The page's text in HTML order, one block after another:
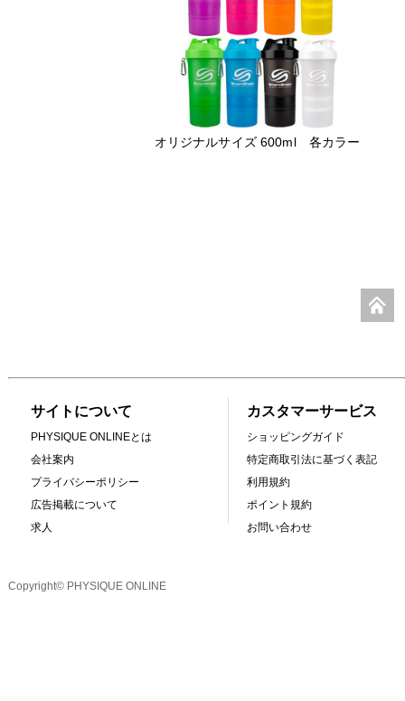
オリジナルサイズ 600ml 各カラー
サイトについて
PHYSIQUE ONLINEとは
会社案内
プライバシーポリシー
広告掲載について
求人
カスタマーサービス
ショッピングガイド
特定商取引法に基づく表記
利用規約
ポイント規約
お問い合わせ
Copyright© PHYSIQUE ONLINE